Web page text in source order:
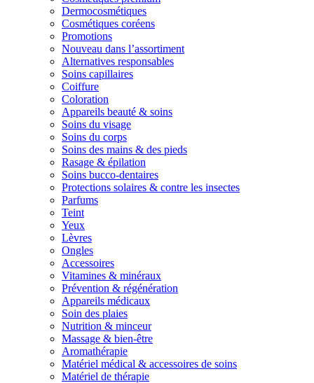
Dermocosmétiques
Cosmétiques coréens
Promotions
Nouveau dans l’assortiment
Alternatives responsables
Soins capillaires
Coiffure
Coloration
Appareils beauté & soins
Soins du visage
Soins du corps
Soins des mains & des pieds
Rasage & épilation
Soins bucco-dentaires
Protections solaires & contre les insectes
Parfums
Teint
Yeux
Lèvres
Ongles
Accessoires
Vitamines & minéraux
Prévention & régénération
Appareils médicaux
Soin des plaies
Nutrition & minceur
Massage & bien-être
Aromathérapie
Matériel médical & accessoires de soins
Matériel de thérapie